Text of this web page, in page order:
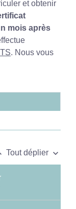
et obtenir
mois après
. Nous vous
Tout déplier keyboard_arrow_down